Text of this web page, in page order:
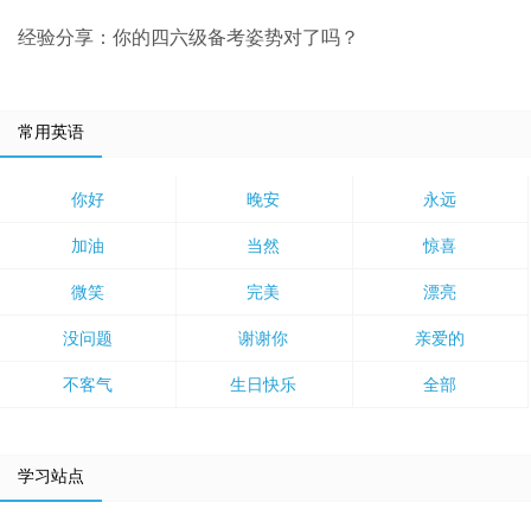
经验分享：你的四六级备考姿势对了吗？
常用英语
你好 晚安 永远
加油 当然 惊喜
微笑 完美 漂亮
没问题 谢谢你 亲爱的
不客气 生日快乐 全部
学习站点